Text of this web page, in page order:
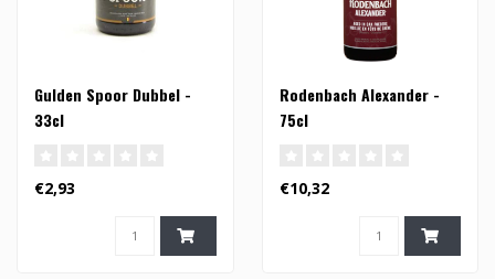
Gulden Spoor Dubbel -
33cl
€2,93
Rodenbach Alexander -
75cl
€10,32